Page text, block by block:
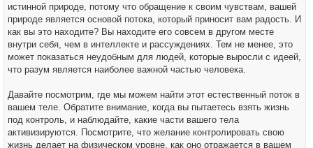
истинной природе, потому что обращение к своим чувствам, вашей
природе является основой потока, который приносит вам радость. И
как вы это находите? Вы находите его совсем в другом месте
внутри себя, чем в интеллекте и рассуждениях. Тем не менее, это
может показаться неудобным для людей, которые выросли с идеей,
что разум является наиболее важной частью человека.
Давайте посмотрим, где мы можем найти этот естественный поток в
вашем теле. Обратите внимание, когда вы пытаетесь взять жизнь
под контроль, и наблюдайте, какие части вашего тела
активизируются. Посмотрите, что желание контролировать свою
жизнь делает на физическом уровне, как оно отражается в вашем